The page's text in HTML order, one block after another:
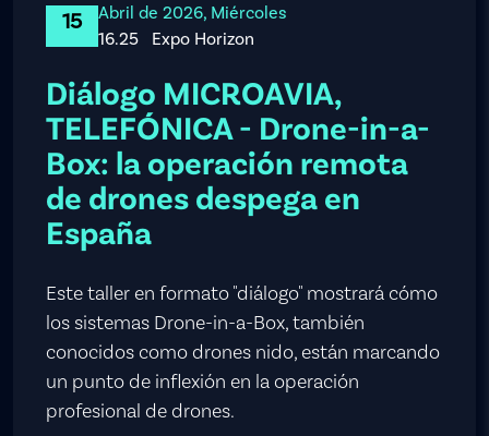
15
Abril de 2026, Miércoles
16.25
Expo Horizon
Diálogo MICROAVIA,
TELEFÓNICA - Drone-in-a-
Box: la operación remota
de drones despega en
España
Este taller en formato "diálogo" mostrará cómo
los sistemas Drone-in-a-Box, también
conocidos como drones nido, están marcando
un punto de inflexión en la operación
profesional de drones.